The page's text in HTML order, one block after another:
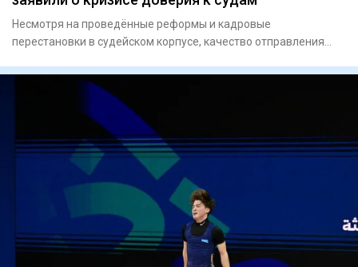
Несмотря на проведённые реформы и кадровые
перестановки в судейском корпусе, качество отправления